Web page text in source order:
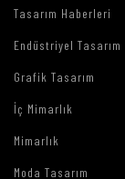
Tasarım Haberleri
Endüstriyel Tasarım
Grafik Tasarım
İç Mimarlık
Mimarlık
Moda Tasarım